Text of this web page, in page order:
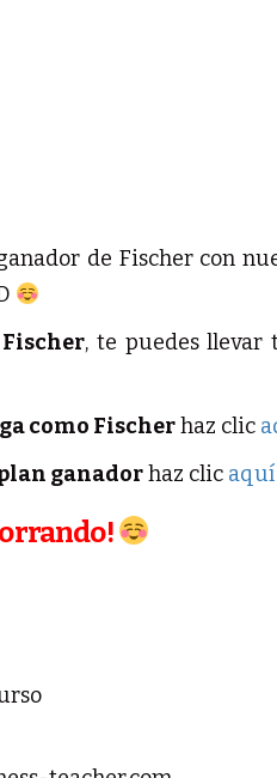
de Fischer con
, te puedes llevar
como Fischerhaz clic
ganadorhaz clic aquí